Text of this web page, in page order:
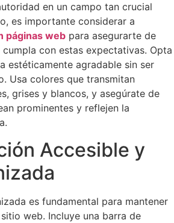
en un campo tan crucial
es importante considerar a
páginas web para asegurarte de
con estas expectativas. Opta
estéticamente agradable sin ser
Usa colores que transmitan
grises y blancos, y asegúrate de
prominentes y reflejen la
Accesible y
es fundamental para mantener
web. Incluye una barra de